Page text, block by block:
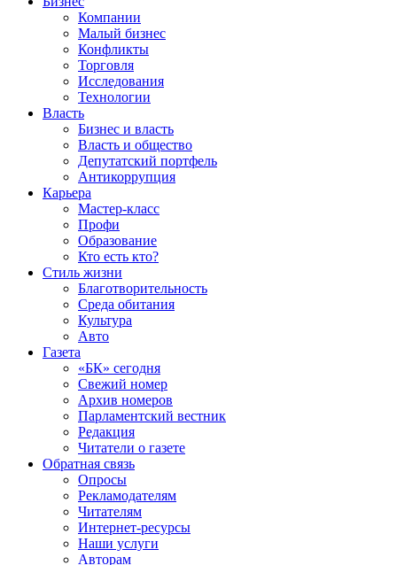
Компании
Малый бизнес
Конфликты
Торговля
Исследования
Технологии
Власть
Бизнес и власть
Власть и общество
Депутатский портфель
Антикоррупция
Карьера
Мастер-класс
Профи
Образование
Кто есть кто?
Стиль жизни
Благотворительность
Среда обитания
Культура
Авто
Газета
«БК» сегодня
Свежий номер
Архив номеров
Парламентский вестник
Редакция
Читатели о газете
Обратная связь
Опросы
Рекламодателям
Читателям
Интернет-ресурсы
Наши услуги
Авторам